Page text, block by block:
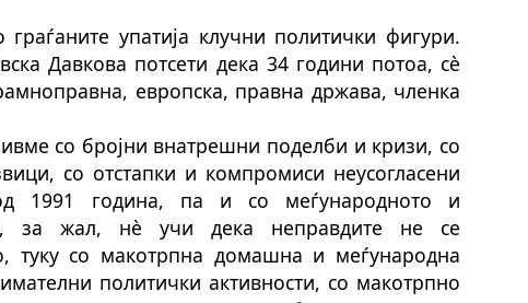
упатија клучни политички фигури.
Давкова потсети дека 34 години потоа, сè
европска, правна држава, членка
со бројни внатрешни поделби и кризи, со
со отстапки и компромиси неусогласени
1991 година, па и со меѓународното и
за жал, нè учи дека неправдите не се
туку со макотрпна домашна и меѓународна
политички активности, со макотрпно